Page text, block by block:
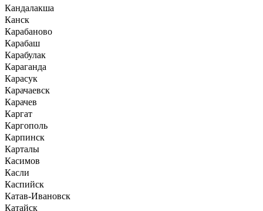
Кандалакша
Канск
Карабаново
Карабаш
Карабулак
Караганда
Карасук
Карачаевск
Карачев
Каргат
Каргополь
Карпинск
Карталы
Касимов
Касли
Каспийск
Катав-Ивановск
Катайск